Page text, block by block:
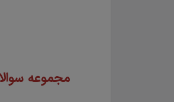
حمل و نقل و عبور كالاهای خارجی از قلمرو
مجموعه